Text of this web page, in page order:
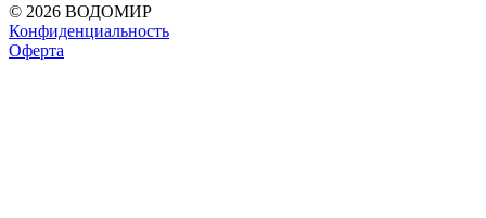
© 2026 ВОДОМИР
Конфиденциальность
Оферта